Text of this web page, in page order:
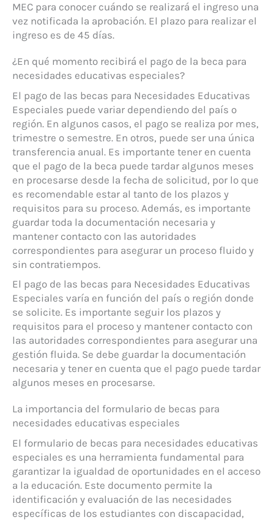
MEC para conocer cuándo se realizará el ingreso una
vez notificada la aprobación. El plazo para realizar el
ingreso es de 45 días.
¿En qué momento recibirá el pago de la beca para
necesidades educativas especiales?
El pago de las becas para Necesidades Educativas
Especiales puede variar dependiendo del país o
región. En algunos casos, el pago se realiza por mes,
trimestre o semestre. En otros, puede ser una única
transferencia anual. Es importante tener en cuenta
que el pago de la beca puede tardar algunos meses
en procesarse desde la fecha de solicitud, por lo que
es recomendable estar al tanto de los plazos y
requisitos para su proceso. Además, es importante
guardar toda la documentación necesaria y
mantener contacto con las autoridades
correspondientes para asegurar un proceso fluido y
sin contratiempos.
El pago de las becas para Necesidades Educativas
Especiales varía en función del país o región donde
se solicite. Es importante seguir los plazos y
requisitos para el proceso y mantener contacto con
las autoridades correspondientes para asegurar una
gestión fluida. Se debe guardar la documentación
necesaria y tener en cuenta que el pago puede tardar
algunos meses en procesarse.
La importancia del formulario de becas para
necesidades educativas especiales
El formulario de becas para necesidades educativas
especiales es una herramienta fundamental para
garantizar la igualdad de oportunidades en el acceso
a la educación. Este documento permite la
identificación y evaluación de las necesidades
específicas de los estudiantes con discapacidad,